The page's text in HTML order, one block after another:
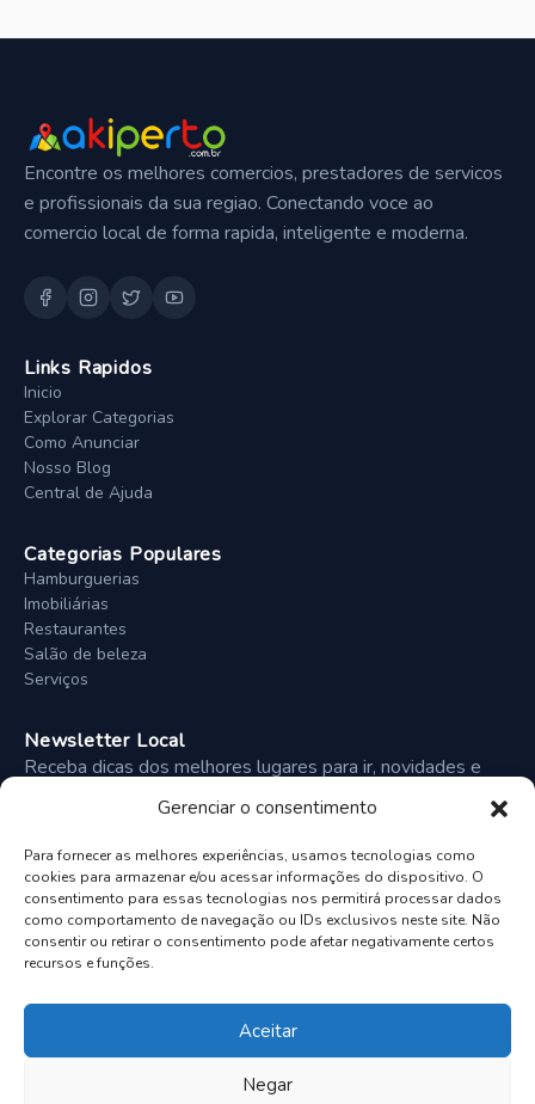
Gerenciar o consentimento
Para fornecer as melhores experiências, usamos tecnologias como
cookies para armazenar e/ou acessar informações do dispositivo. O
consentimento para essas tecnologias nos permitirá processar dados
como comportamento de navegação ou IDs exclusivos neste site. Não
consentir ou retirar o consentimento pode afetar negativamente certos
recursos e funções.
Aceitar
Negar
Encontre os melhores comercios, prestadores de servicos
e profissionais da sua regiao. Conectando voce ao
comercio local de forma rapida, inteligente e moderna.
Links Rapidos
Inicio
Explorar Categorias
Como Anunciar
Nosso Blog
Central de Ajuda
Categorias Populares
Hamburguerias
Imobiliárias
Restaurantes
Salão de beleza
Serviços
Newsletter Local
Receba dicas dos melhores lugares para ir, novidades e
ofertas diretamente no seu e-mail semanalmente.
Inscrever-se
Politica de Privacidade